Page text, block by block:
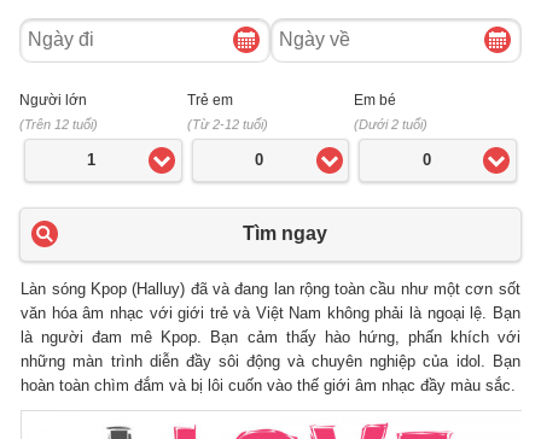
Ngày
đi
Ngày
về
Người lớn
(Trên 12 tuổi)
1
Trẻ em
(Từ 2-12 tuổi)
0
Em bé
(Dưới 2 tuổi)
0
Tìm ngay
Làn sóng Kpop (Halluy) đã và đang lan rộng toàn cầu như một cơn sốt
văn hóa âm nhạc với giới trẻ và Việt Nam không phải là ngoại lệ. Bạn
là người đam mê Kpop. Bạn cảm thấy hào hứng, phấn khích với
những màn trình diễn đầy sôi động và chuyên nghiệp của idol. Bạn
hoàn toàn chìm đắm và bị lôi cuốn vào thế giới âm nhạc đầy màu sắc.